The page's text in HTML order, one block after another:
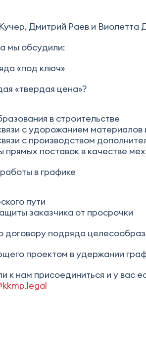
, Дмитрий Раев и Виолетта
мы обсудили:
«под ключ»
«твердая цена»?
в строительстве
с удорожанием материалов
с производством
поставок в качестве
в графике
пути
заказчика от просрочки
договору подряда
проектом в удержании
к нам присоединиться и у вас